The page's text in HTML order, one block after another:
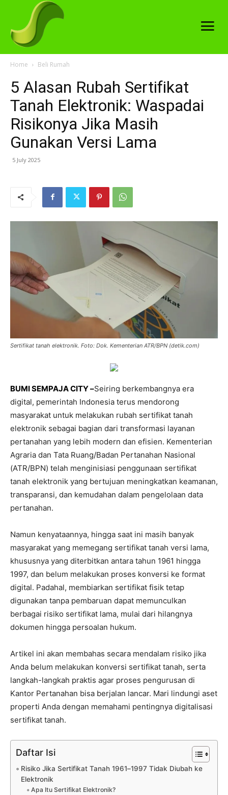
Home Beli Rumah
5 Alasan Rubah Sertifikat
Tanah Elektronik: Waspadai
Risikonya Jika Masih
Gunakan Versi Lama
5 July 2025
Sertifikat tanah elektronik. Foto: Dok. Kementerian ATR/BPN (detik.com)
BUMI SEMPAJA CITY –Seiring berkembangnya era
digital, pemerintah Indonesia terus mendorong
masyarakat untuk melakukan rubah sertifikat tanah
elektronik sebagai bagian dari transformasi layanan
pertanahan yang lebih modern dan efisien. Kementerian
Agraria dan Tata Ruang/Badan Pertanahan Nasional
(ATR/BPN) telah menginisiasi penggunaan sertifikat
tanah elektronik yang bertujuan meningkatkan keamanan,
transparansi, dan kemudahan dalam pengelolaan data
pertanahan.
Namun kenyataannya, hingga saat ini masih banyak
masyarakat yang memegang sertifikat tanah versi lama,
khususnya yang diterbitkan antara tahun 1961 hingga
1997, dan belum melakukan proses konversi ke format
digital. Padahal, membiarkan sertifikat fisik tetap
digunakan tanpa pembaruan dapat memunculkan
berbagai risiko sertifikat lama, mulai dari hilangnya
dokumen hingga persoalan hukum.
Artikel ini akan membahas secara mendalam risiko jika
Anda belum melakukan konversi sertifikat tanah, serta
langkah-langkah praktis agar proses pengurusan di
Kantor Pertanahan bisa berjalan lancar. Mari lindungi aset
properti Anda dengan memahami pentingnya digitalisasi
sertifikat tanah.
Daftar Isi
Risiko Jika Sertifikat Tanah 1961–1997 Tidak Diubah ke
Elektronik
Apa Itu Sertifikat Elektronik?